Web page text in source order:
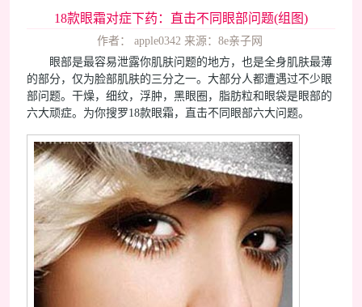
18款眼霜对症下药：直击不同眼部问题(组图)
作者： apple0342 来源：8e亲子网
眼部是最容易泄露你肌肤问题的地方，也是全身肌肤最薄
的部分，仅为脸部肌肤的三分之一。大部分人都遭遇过不少眼
部问题。干燥，细纹，浮肿，黑眼圈，脂肪粒和眼袋是眼部的
六大顽症。为你搜罗18款眼霜，直击不同眼部六大问题。